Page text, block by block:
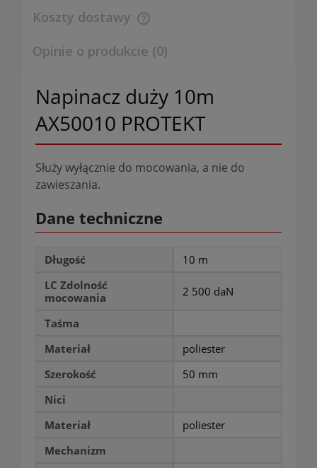
Koszty dostawy
Cena nie zawiera ewentualnych kosztów płatności
Opinie o produkcie (0)
Napinacz duży 10m
AX50010 PROTEKT
Służy wyłącznie do mocowania, a nie do
zawieszania.
Dane techniczne
Długość
10 m
LC Zdolność
mocowania
2 500 daN
Taśma
Materiał
poliester
Szerokość
50 mm
Nici
Materiał
poliester
Mechanizm